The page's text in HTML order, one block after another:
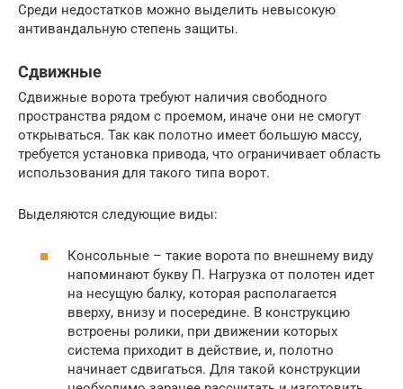
Среди недостатков можно выделить невысокую
антивандальную степень защиты.
Сдвижные
Сдвижные ворота требуют наличия свободного
пространства рядом с проемом, иначе они не смогут
открываться. Так как полотно имеет большую массу,
требуется установка привода, что ограничивает область
использования для такого типа ворот.
Выделяются следующие виды:
Консольные – такие ворота по внешнему виду
напоминают букву П. Нагрузка от полотен идет
на несущую балку, которая располагается
вверху, внизу и посередине. В конструкцию
встроены ролики, при движении которых
система приходит в действие, и, полотно
начинает сдвигаться. Для такой конструкции